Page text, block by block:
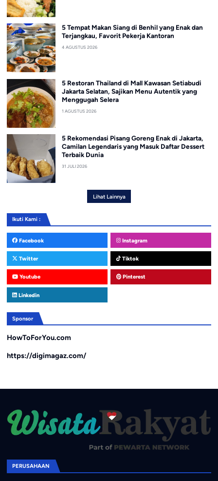
5 Tempat Makan Siang di Benhil yang Enak dan
Terjangkau, Favorit Pekerja Kantoran
4 AGUSTUS 2026
5 Restoran Thailand di Mall Kawasan Setiabudi
Jakarta Selatan, Sajikan Menu Autentik yang
Menggugah Selera
1 AGUSTUS 2026
5 Rekomendasi Pisang Goreng Enak di Jakarta,
Camilan Legendaris yang Masuk Daftar Dessert
Terbaik Dunia
31 JULI 2026
Lihat Lainnya
Ikuti Kami :
Facebook Instagram
Twitter Tiktok
Youtube Pinterest
Linkedin
Sponsor
HowToForYou.com
https://digimagaz.com/
PERUSAHAAN